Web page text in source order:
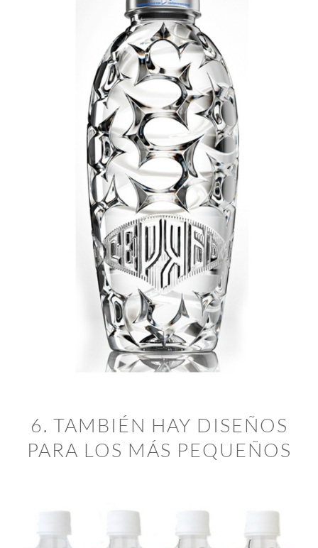
6. TAMBIÉN HAY DISEÑOS
PARA LOS MÁS PEQUEÑOS